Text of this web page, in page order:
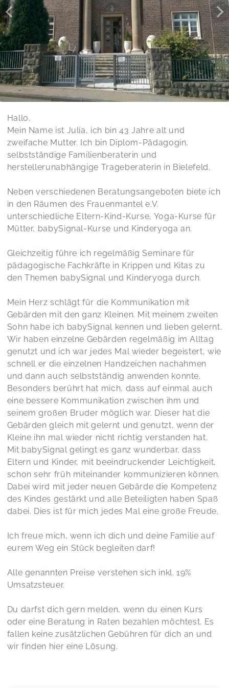
Kurs achtsamer kommuniziert und bewusster mit
Sprache umgeht.
Anfängerkurs "babySignal - Mit den Händen sprechen"
Daniela,Jul 21
Spiel- und Bewegungsraum in Anlehnung an Emmi Pikler (6-
12)
Anika,Jul 10
Es war richtig toll. Mein Sohn hatte super viel
Spaß und hat jedes Mal etwas Neues entdeckt.
Und für mich war es mit den anderen Mamas
auch total schön. Ich kann es nur
weiterempfehlen! :)
Louisa,Jul 10
Ein wundervoller Raum zur Regeneration für
Rückbildung mit Baby
Nadine,
Rückbildung mit Baby
Julia,May 21
Zeit für MICH, mit meinem Kind (ca. 4-18 Monate)
Kristin,May 20
Es war ein wunderschöner angenehmer Kurs
auch meine kleine Maus hat sich direkt
wohlgefühlt ☺️
Anfängerkurs "babySignal - Mit den Händen sprechen"
Andra, May 20
Danke für den tollen Kurs 🥰 es hat sehr viel Spaß
Kleiner weitere Gebärden anwendet.
Es war richtig schön und hilfreich und mein Sohn
Maike,May 19
Anfängerkurs "babySignal - Mit den Händen sprechen"
Hallo.
Mein Name ist Julia, ich bin 43 Jahre alt und
zweifache Mutter. Ich bin Diplom-Pädagogin,
selbstständige Familienberaterin und
herstellerunabhängige Trageberaterin in Bielefeld.
Neben verschiedenen Beratungsangeboten biete ich
in den Räumen des Frauenmantel e.V.
unterschiedliche Eltern-Kind-Kurse, Yoga-Kurse für
Mütter, babySignal-Kurse und Kinderyoga an.
Gleichzeitig führe ich regelmäßig Seminare für
pädagogische Fachkräfte in Krippen und Kitas zu
den Themen babySignal und Kinderyoga durch.
Mein Herz schlägt für die Kommunikation mit
Gebärden mit den ganz Kleinen. Mit meinem zweiten
Sohn habe ich babySignal kennen und lieben gelernt.
Wir haben einzelne Gebärden regelmäßig im Alltag
genutzt und ich war jedes Mal wieder begeistert, wie
schnell er die einzelnen Handzeichen nachahmen
und dann auch selbstständig anwenden konnte.
Besonders berührt hat mich, dass auf einmal auch
eine bessere Kommunikation zwischen ihm und
seinem großen Bruder möglich war. Dieser hat die
Gebärden gleich mit gelernt und genutzt, wenn der
Kleine ihn mal wieder nicht richtig verstanden hat.
Mit babySignal gelingt es ganz wunderbar, dass
Eltern und Kinder, mit beeindruckender Leichtigkeit,
schon sehr früh miteinander kommunizieren können.
Dabei wird mit jeder neuen Gebärde die Kompetenz
des Kindes gestärkt und alle Beteiligten haben Spaß
dabei. Dies ist für mich jedes Mal eine große Freude.
Ich freue mich, wenn ich dich und deine Familie auf
eurem Weg ein Stück begleiten darf!
Alle genannten Preise verstehen sich inkl. 19%
Umsatzsteuer.
Du darfst dich gern melden, wenn du einen Kurs
oder eine Beratung in Raten bezahlen möchtest. Es
fallen keine zusätzlichen Gebühren für dich an und
wir finden hier eine Lösung.